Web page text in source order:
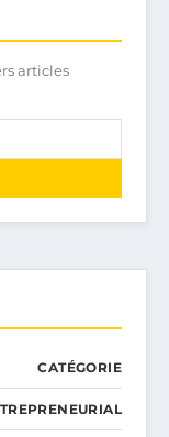
articles
CATÉGORIE